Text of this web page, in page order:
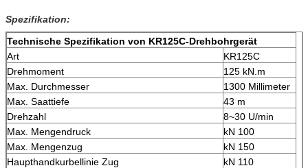
Spezifikation:
Technische Spezifikation von KR125C-Drehbohrgerät
Art
KR125C
Drehmoment
125 kN.m
Max. Durchmesser
1300 Millimeter
Max. Saattiefe
43 m
Drehzahl
8~30 U/min
Max. Mengendruck
kN 100
Max. Mengenzug
kN 150
Haupthandkurbellinie Zug
kN 110